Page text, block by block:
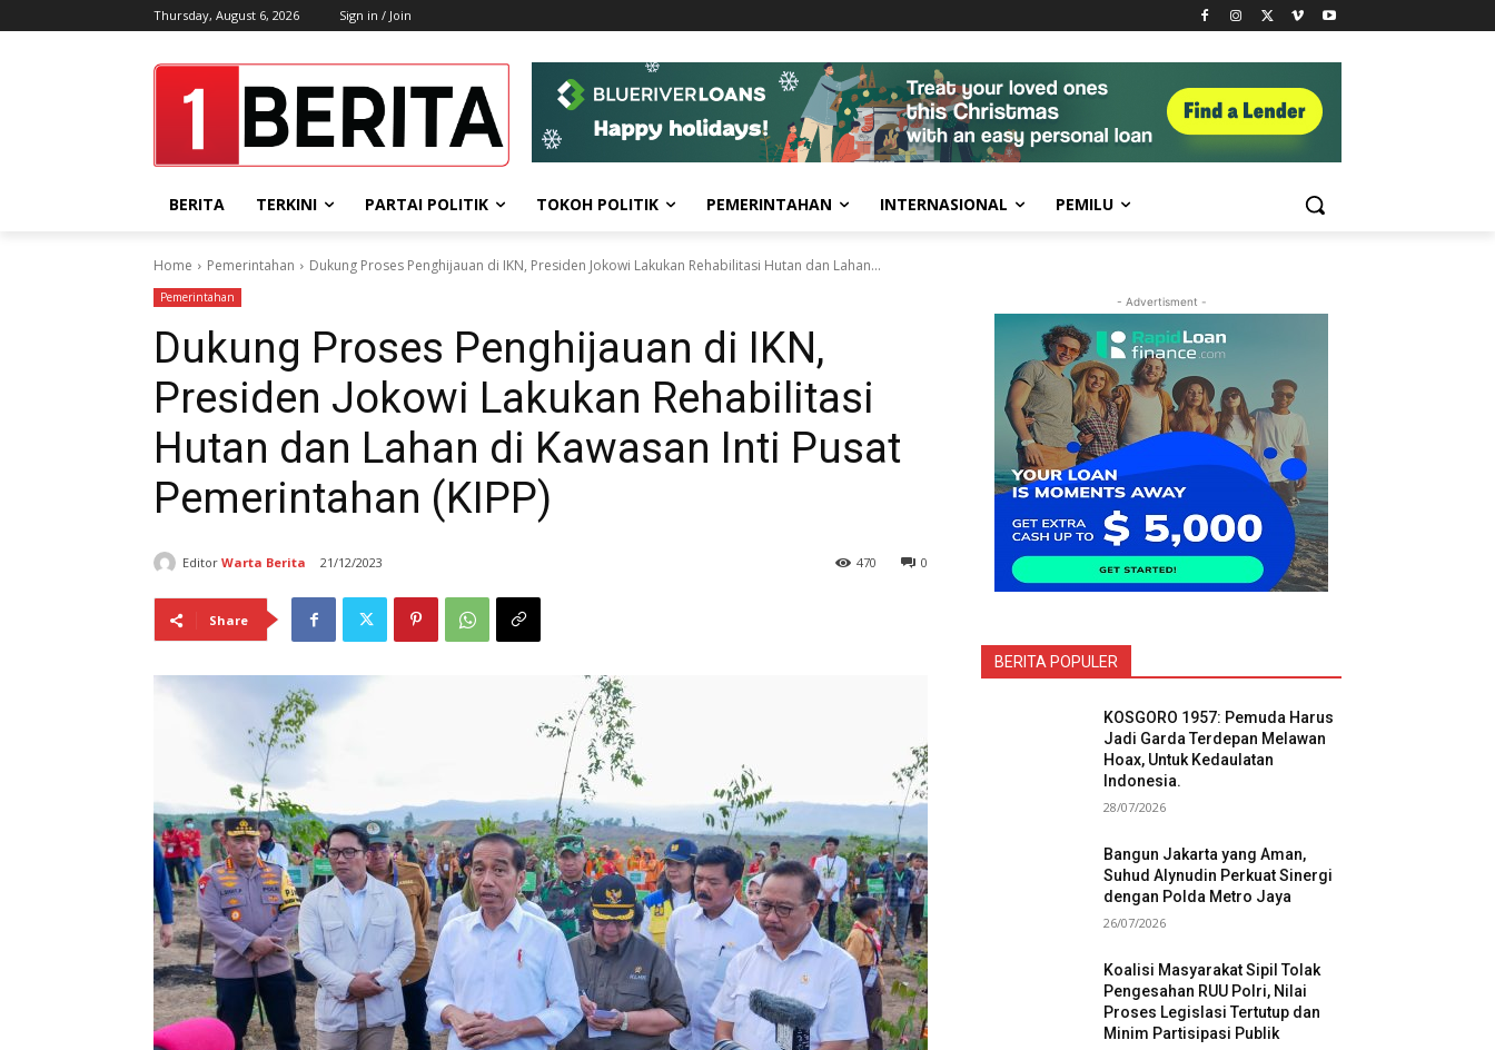
Thursday, August 6, 2026 Sign in / Join
BERITA TERKINI PARTAI POLITIK TOKOH POLITIK PEMERINTAHAN INTERNASIONAL PEMILU
Home Pemerintahan Dukung Proses Penghijauan di IKN, Presiden Jokowi Lakukan Rehabilitasi Hutan dan Lahan...
Pemerintahan
Dukung Proses Penghijauan di IKN,
Presiden Jokowi Lakukan Rehabilitasi
Hutan dan Lahan di Kawasan Inti Pusat
Pemerintahan (KIPP)
Editor Warta Berita 21/12/2023 0
470
Share
- Advertisment -
BERITA POPULER
KOSGORO 1957: Pemuda Harus
Jadi Garda Terdepan Melawan
Hoax, Untuk Kedaulatan
Indonesia.
28/07/2026
Bangun Jakarta yang Aman,
Suhud Alynudin Perkuat Sinergi
dengan Polda Metro Jaya
26/07/2026
Koalisi Masyarakat Sipil Tolak
Pengesahan RUU Polri, Nilai
Proses Legislasi Tertutup dan
Minim Partisipasi Publik